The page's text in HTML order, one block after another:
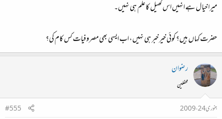
میرا خیال ہے انہیں اس کھیل کا علم ہی نہیں۔
حضرت کہاں ہیں؟ کوئی خیر خبر ہی نہیں، اب ایسی بھی مصروفیات کس کام کی؟
رضوان
محفلین
جنوری 24، 2009
#555